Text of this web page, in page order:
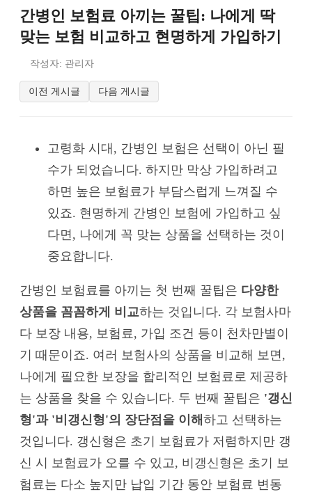
간병인 보험료 아끼는 꿀팁: 나에게 딱
맞는 보험 비교하고 현명하게 가입하기
작성자: 관리자
이전 게시글 다음 게시글
고령화 시대, 간병인 보험은 선택이 아닌 필
수가 되었습니다. 하지만 막상 가입하려고
하면 높은 보험료가 부담스럽게 느껴질 수
있죠. 현명하게 간병인 보험에 가입하고 싶
다면, 나에게 꼭 맞는 상품을 선택하는 것이
중요합니다.
간병인 보험료를 아끼는 첫 번째 꿀팁은 다양한
상품을 꼼꼼하게 비교하는 것입니다. 각 보험사마
다 보장 내용, 보험료, 가입 조건 등이 천차만별이
기 때문이죠. 여러 보험사의 상품을 비교해 보면,
나에게 필요한 보장을 합리적인 보험료로 제공하
는 상품을 찾을 수 있습니다. 두 번째 꿀팁은 '갱신
형'과 '비갱신형'의 장단점을 이해 하고 선택하는
것입니다. 갱신형은 초기 보험료가 저렴하지만 갱
신 시 보험료가 오를 수 있고, 비갱신형은 초기 보
험료는 다소 높지만 납입 기간 동안 보험료 변동